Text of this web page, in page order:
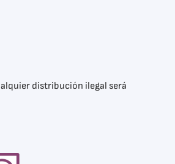
distribución ilegal será